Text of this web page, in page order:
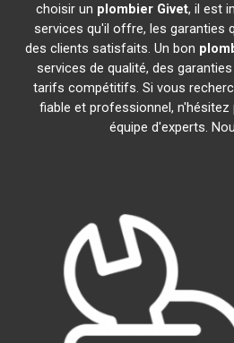
choisir un plombier Givet, il est
services qu'il offre, les garanties
des clients satisfaits. Un bon
services de qualité, des
tarifs compétitifs. Si vous
fiable et professionnel,
équipe d'experts.